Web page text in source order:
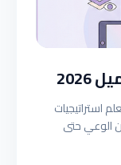
الرقمي رحلة العميل 2026 – تعلم استراتيجيات
الوعي حتى